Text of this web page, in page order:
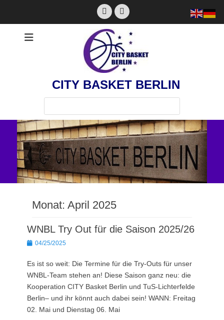
FacebookInstagram
CITY BASKET BERLIN
nach:
Monat: April 2025
WNBL Try Out für die Saison 2025/26
Posted
04/25/2025
Es ist so weit: Die Termine für die Try-Outs für unser
WNBL-Team stehen an! Diese Saison ganz neu: die
Kooperation CITY Basket Berlin und TuS-Lichterfelde
Berlin– und ihr könnt auch dabei sein! WANN: Freitag
02. Mai und Dienstag 06. Mai